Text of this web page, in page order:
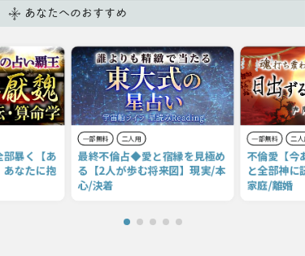
あなたへのおすすめ
暴く【あ
なたに抱
一部無料 二人用
最終不倫占◆愛と宿縁を見極め
る【2人が歩む将来図】現実/本
心/決着
一部無料 二人用
不倫愛【今
と全部神に
家庭/離婚